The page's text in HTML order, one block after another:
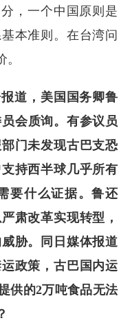
，一个中国原则是
本准则。在台湾问
道，美国国务卿鲁
会质询。有参议员
门未发现古巴支恐
持西半球几乎所有
要什么证据。鲁还
肃改革实现转型，
胁。同日媒体报道
政策，古巴国内运
供的2万吨食品无法